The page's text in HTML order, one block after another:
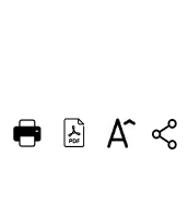
DEUTSCH